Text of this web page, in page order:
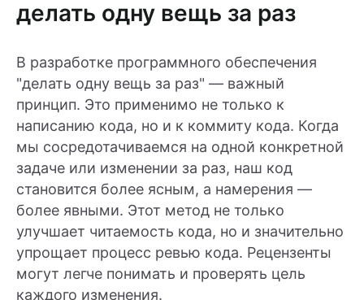
делать одну вещь за раз
В разработке программного обеспечения
"делать одну вещь за раз" — важный
принцип. Это применимо не только к
написанию кода, но и к коммиту кода. Когда
мы сосредотачиваемся на одной конкретной
задаче или изменении за раз, наш код
становится более ясным, а намерения —
более явными. Этот метод не только
улучшает читаемость кода, но и значительно
упрощает процесс ревью кода. Рецензенты
могут легче понимать и проверять цель
каждого изменения.